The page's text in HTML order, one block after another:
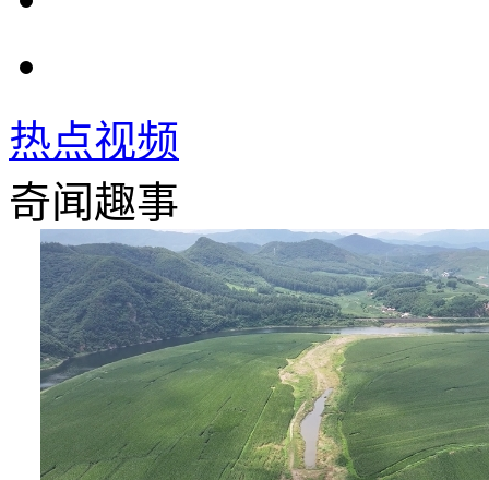
热点视频
奇闻趣事